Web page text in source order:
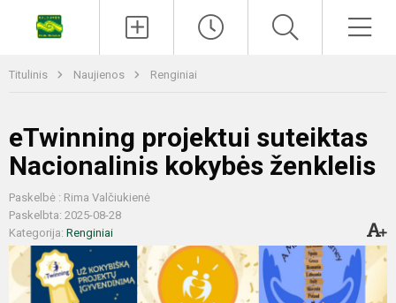
Titulinis Naujienos Renginiai
eTwinning projektui suteiktas
Nacionalinis kokybės ženklelis
Paskelbė : Rima Valčiukienė
Paskelbta: 2025-08-28
Kategorija: Renginiai